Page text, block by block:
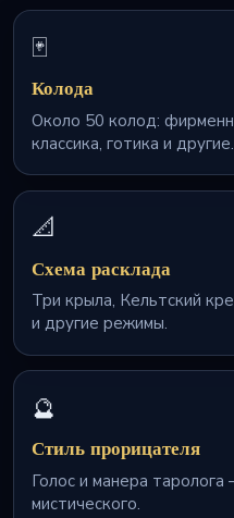
🃏
Колода
Около 50 колод:
классика, готика и другие.
📐
Схема расклада
Три крыла, Кельтский
и другие режимы.
🔮
Стиль прорицателя
Голос и манера
мистического.